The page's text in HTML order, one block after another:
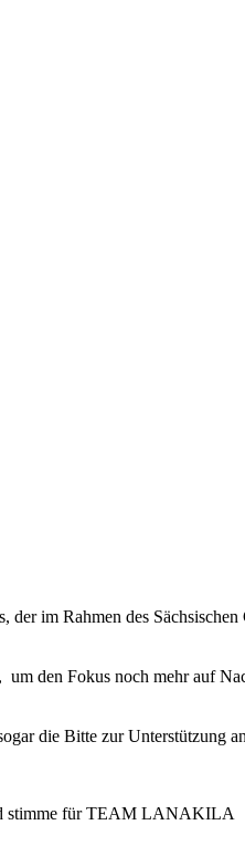
der im Rahmen des
den Fokus noch mehr auf
die Bitte zur Unterstützung
stimme für TEAM LANAKILA